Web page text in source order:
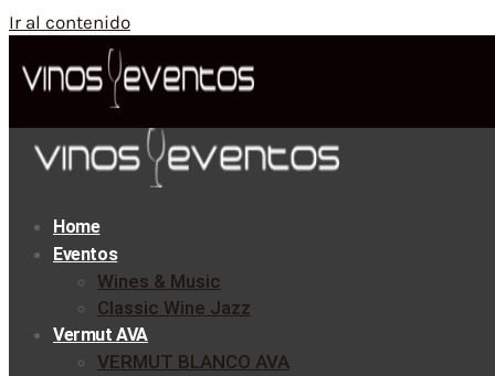
Ir al contenido
Home
Eventos
Wines & Music
Classic Wine Jazz
Vermut AVA
VERMUT BLANCO AVA